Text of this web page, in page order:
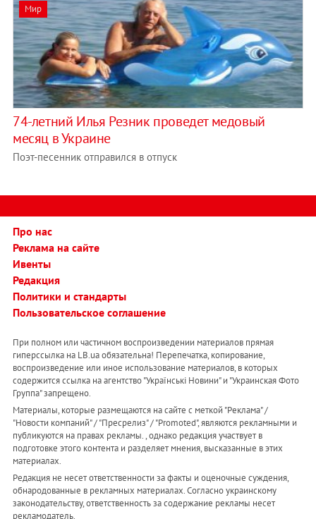
Мир
74-летний Илья Резник проведет медовый
месяц в Украине
Поэт-песенник отправился в отпуск
Про нас
Реклама на сайте
Ивенты
Редакция
Политики и стандарты
Пользовательское соглашение
При полном или частичном воспроизведении материалов прямая
гиперссылка на LB.ua обязательна! Перепечатка, копирование,
воспроизведение или иное использование материалов, в которых
содержится ссылка на агентство "Українськi Новини" и "Украинская Фото
Группа" запрещено.
Материалы, которые размещаются на сайте с меткой "Реклама" /
"Новости компаний" / "Пресрелиз" / "Promoted", являются рекламными и
публикуются на правах рекламы. , однако редакция участвует в
подготовке этого контента и разделяет мнения, высказанные в этих
материалах.
Редакция не несет ответственности за факты и оценочные суждения,
обнародованные в рекламных материалах. Согласно украинскому
законодательству, ответственность за содержание рекламы несет
рекламодатель.